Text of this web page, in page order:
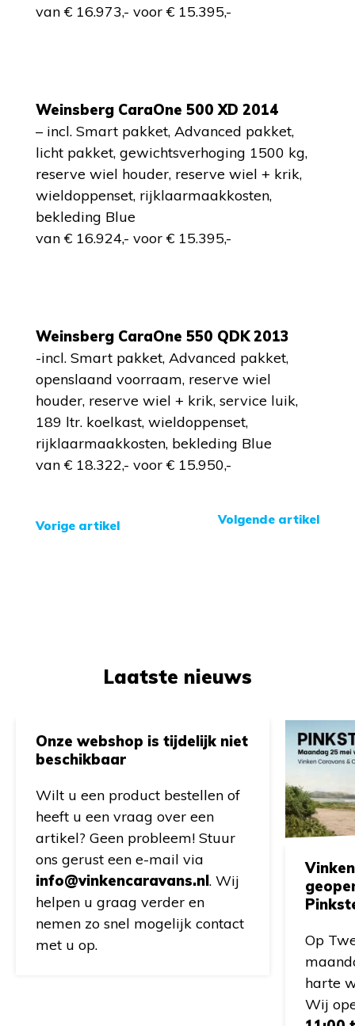
van € 16.973,- voor € 15.395,-
Weinsberg CaraOne 500 XD 2014
– incl. Smart pakket, Advanced pakket,
licht pakket, gewichtsverhoging 1500 kg,
reserve wiel houder, reserve wiel + krik,
wieldoppenset, rijklaarmaakkosten,
bekleding Blue
van € 16.924,- voor € 15.395,-
Weinsberg CaraOne 550 QDK 2013
-incl. Smart pakket, Advanced pakket,
openslaand voorraam, reserve wiel
houder, reserve wiel + krik, service luik,
189 ltr. koelkast, wieldoppenset,
rijklaarmaakkosten, bekleding Blue
van € 18.322,- voor € 15.950,-
Vorige artikel Volgende artikel
Laatste nieuws
Onze webshop is tijdelijk niet
beschikbaar
Wilt u een product bestellen of
heeft u een vraag over een
artikel? Geen probleem! Stuur
ons gerust een e-mail via
info@vinkencaravans.nl. Wij
helpen u graag verder en
nemen zo snel mogelijk contact
met u op.
Op
harte
Wij